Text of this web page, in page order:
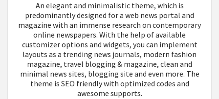
An elegant and minimalistic theme, which is
predominantly designed for a web news portal and
magazine with an immense research on contemporary
online newspapers. With the help of available
customizer options and widgets, you can implement
layouts as a trending news journals, modern fashion
magazine, travel blogging & magazine, clean and
minimal news sites, blogging site and even more. The
theme is SEO friendly with optimized codes and
awesome supports.